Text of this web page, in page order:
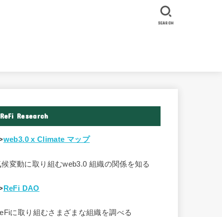
SEARCH
ReFi Research
web3.0 x Climate マップ
候変動に取り組むweb3.0 組織の関係を知る
ReFi DAO
に取り組むさまざまな組織を調べる